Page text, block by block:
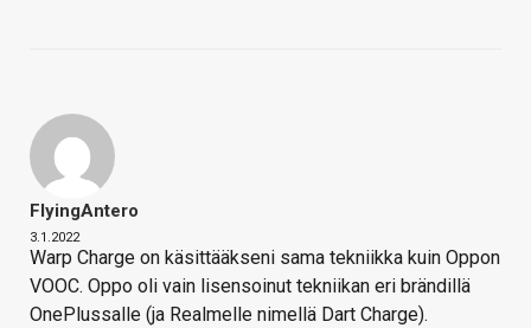
FlyingAntero
3.1.2022
Warp Charge on käsittääkseni sama tekniikka kuin Oppon
VOOC. Oppo oli vain lisensoinut tekniikan eri brändillä
OnePlussalle (ja Realmelle nimellä Dart Charge).